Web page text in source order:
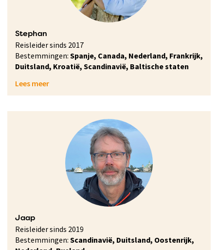
Stephan
Reisleider sinds 2017
Bestemmingen: Spanje, Canada, Nederland, Frankrijk,
Duitsland, Kroatië, Scandinavië, Baltische staten
Lees meer
Jaap
Reisleider sinds 2019
Bestemmingen: Scandinavië, Duitsland, Oostenrijk,